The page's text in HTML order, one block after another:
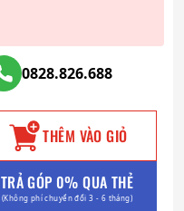
0828.826.688
THÊM VÀO GIỎ
TRẢ GÓP 0% QUA THẺ
(Không phí chuyển đổi 3 - 6 tháng)